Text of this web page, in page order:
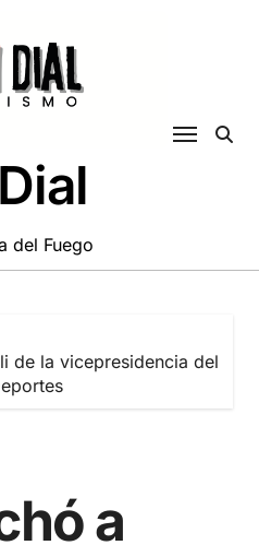
del Fuego
de la vicepresidencia del
a